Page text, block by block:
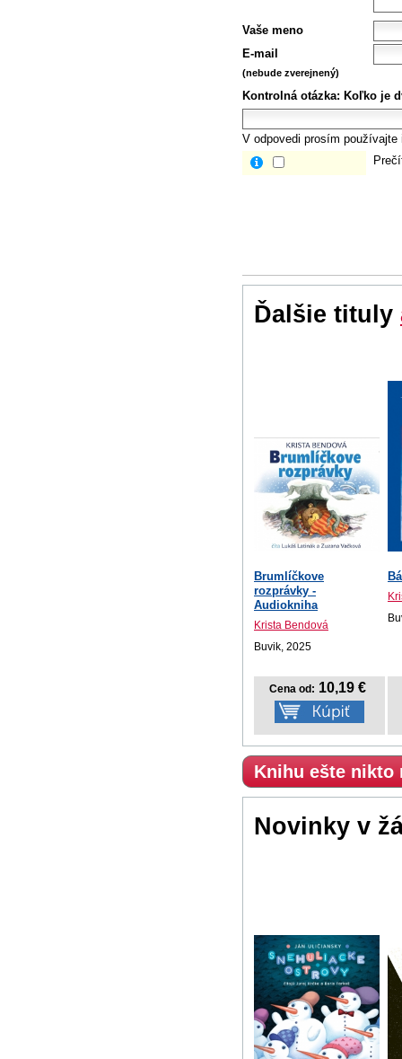
Vaše meno
E-mail
(nebude zverejnený)
Kontrolná otázka: Koľko je
V odpovedi prosím
Ďalšie tituly
Brumlíčkove
rozprávky -
Audiokniha
Krista Bendová
Buvik, 2025
Cena od: 10,19 €
Knihu ešte nikto
Novinky v